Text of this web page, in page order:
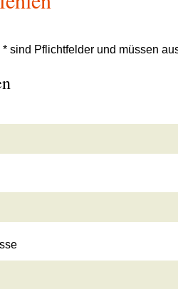
* sind Pflichtfelder und müssen